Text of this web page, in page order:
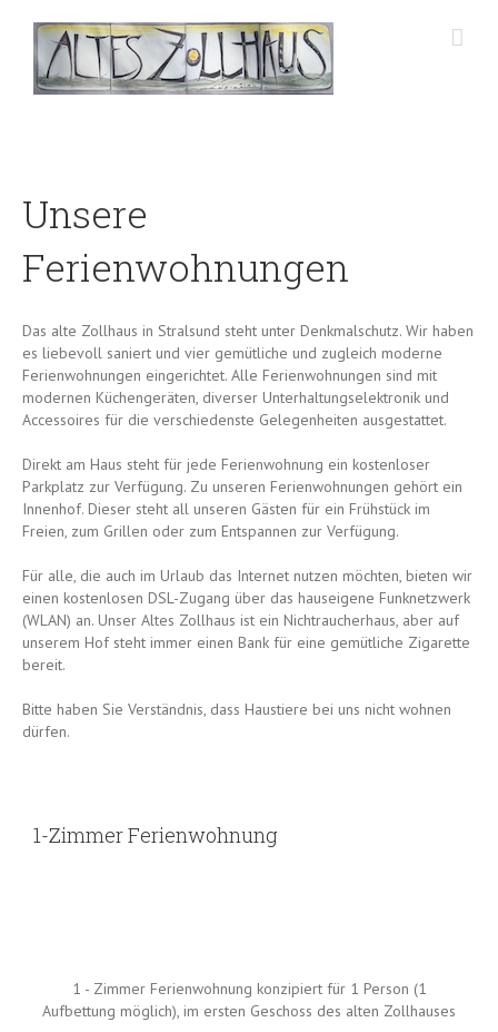
Unsere
Ferienwohnungen
Das alte Zollhaus in Stralsund steht unter Denkmalschutz. Wir haben
es liebevoll saniert und vier gemütliche und zugleich moderne
Ferienwohnungen eingerichtet. Alle Ferienwohnungen sind mit
modernen Küchengeräten, diverser Unterhaltungselektronik und
Accessoires für die verschiedenste Gelegenheiten ausgestattet.
Direkt am Haus steht für jede Ferienwohnung ein kostenloser
Parkplatz zur Verfügung. Zu unseren Ferienwohnungen gehört ein
Innenhof. Dieser steht all unseren Gästen für ein Frühstück im
Freien, zum Grillen oder zum Entspannen zur Verfügung.
Für alle, die auch im Urlaub das Internet nutzen möchten, bieten wir
einen kostenlosen DSL-Zugang über das hauseigene Funknetzwerk
(WLAN) an. Unser Altes Zollhaus ist ein Nichtraucherhaus, aber auf
unserem Hof steht immer einen Bank für eine gemütliche Zigarette
bereit.
Bitte haben Sie Verständnis, dass Haustiere bei uns nicht wohnen
dürfen.
1-Zimmer Ferienwohnung
1 - Zimmer Ferienwohnung konzipiert für 1 Person (1
Aufbettung möglich), im ersten Geschoss des alten Zollhauses